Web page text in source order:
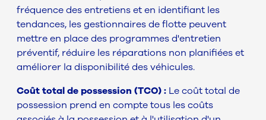
fréquence des entretiens et en identifiant les
tendances, les gestionnaires de flotte peuvent
mettre en place des programmes d'entretien
préventif, réduire les réparations non planifiées et
améliorer la disponibilité des véhicules.
Coût total de possession (TCO) : Le coût total de
possession prend en compte tous les coûts